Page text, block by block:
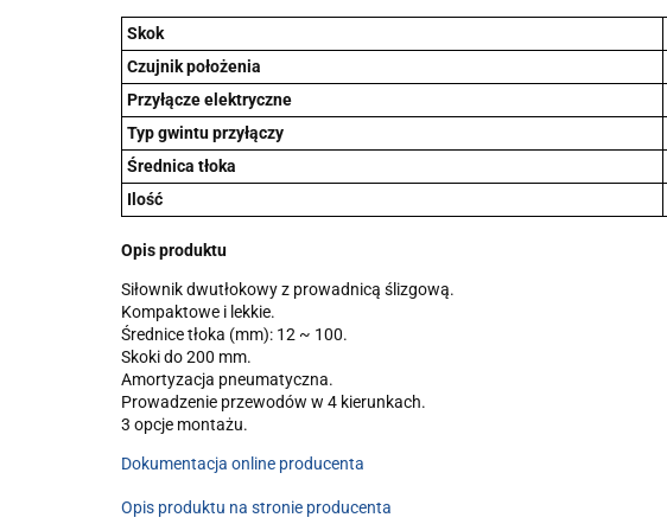
Skok
Czujnik położenia
Przyłącze elektryczne
Typ gwintu przyłączy
Średnica tłoka
Ilość
Opis produktu
Siłownik dwutłokowy z prowadnicą ślizgową.
Kompaktowe i lekkie.
Średnice tłoka (mm): 12 ~ 100.
Skoki do 200 mm.
Amortyzacja pneumatyczna.
Prowadzenie przewodów w 4 kierunkach.
3 opcje montażu.
Dokumentacja online producenta
Opis produktu na stronie producenta